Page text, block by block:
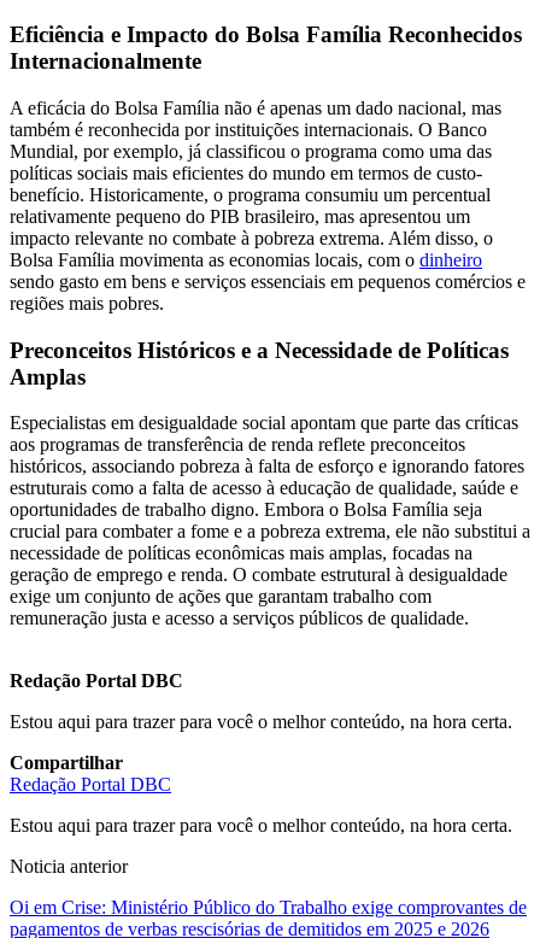
Eficiência e Impacto do Bolsa Família Reconhecidos
Internacionalmente
A eficácia do Bolsa Família não é apenas um dado nacional, mas
também é reconhecida por instituições internacionais. O Banco
Mundial, por exemplo, já classificou o programa como uma das
políticas sociais mais eficientes do mundo em termos de custo-
benefício. Historicamente, o programa consumiu um percentual
relativamente pequeno do PIB brasileiro, mas apresentou um
impacto relevante no combate à pobreza extrema. Além disso, o
Bolsa Família movimenta as economias locais, com o dinheiro
sendo gasto em bens e serviços essenciais em pequenos comércios e
regiões mais pobres.
Preconceitos Históricos e a Necessidade de Políticas
Amplas
Especialistas em desigualdade social apontam que parte das críticas
aos programas de transferência de renda reflete preconceitos
históricos, associando pobreza à falta de esforço e ignorando fatores
estruturais como a falta de acesso à educação de qualidade, saúde e
oportunidades de trabalho digno. Embora o Bolsa Família seja
crucial para combater a fome e a pobreza extrema, ele não substitui a
necessidade de políticas econômicas mais amplas, focadas na
geração de emprego e renda. O combate estrutural à desigualdade
exige um conjunto de ações que garantam trabalho com
remuneração justa e acesso a serviços públicos de qualidade.
Redação Portal DBC
Estou aqui para trazer para você o melhor conteúdo, na hora certa.
Compartilhar
Redação Portal DBC
Estou aqui para trazer para você o melhor conteúdo, na hora certa.
Noticia anterior
Oi em Crise: Ministério Público do Trabalho exige comprovantes de
pagamentos de verbas rescisórias de demitidos em 2025 e 2026